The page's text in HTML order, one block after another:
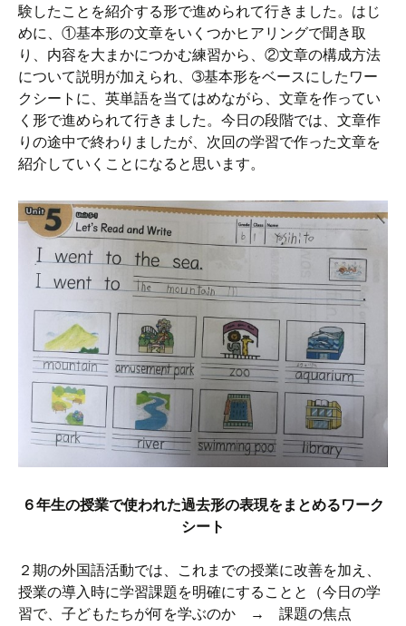
験したことを紹介する形で進められて行きました。はじ
めに、①基本形の文章をいくつかヒアリングで聞き取
り、内容を大まかにつかむ練習から、②文章の構成方法
について説明が加えられ、➂基本形をベースにしたワー
クシートに、英単語を当てはめながら、文章を作ってい
く形で進められて行きました。今日の段階では、文章作
りの途中で終わりましたが、次回の学習で作った文章を
紹介していくことになると思います。
６年生の授業で使われた過去形の表現をまとめるワーク
シート
２期の外国語活動では、これまでの授業に改善を加え、
授業の導入時に学習課題を明確にすることと（今日の学
習で、子どもたちが何を学ぶのか → 課題の焦点